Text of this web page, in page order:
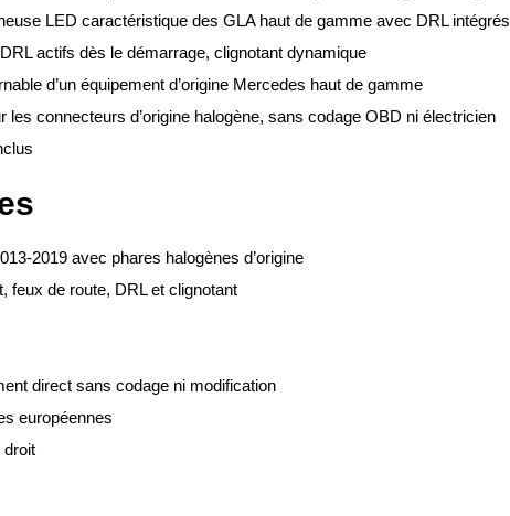
LED caractéristique des GLA haut de gamme avec DRL intégrés
actifs dès le démarrage, clignotant dynamique
d’un équipement d’origine Mercedes haut de gamme
connecteurs d’origine halogène, sans codage OBD ni électricien
2019 avec phares halogènes d’origine
feux de route, DRL et clignotant
direct sans codage ni modification
européennes
droit